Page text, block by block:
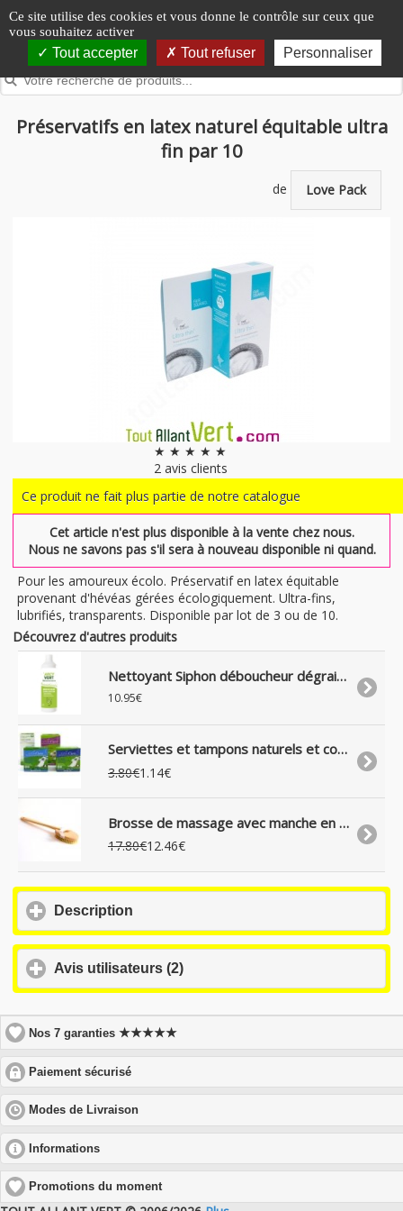
Panneau de gestion des cookies
Ce site utilise des cookies et vous donne le contrôle sur ceux que
vous souhaitez activer
Tout accepter Tout refuser Personnaliser
Préservatifs en latex naturel équitable ultra
fin par 10
de Love Pack
★ ★ ★ ★ ★
2avis clients
Ce produit ne fait plus partie de notre catalogue
Cet article n'est plus disponible à la vente chez nous.
Nous ne savons pas s'il sera à nouveau disponible ni quand.
Pour les amoureux écolo. Préservatif en latex équitable
provenant d'hévéas gérées écologiquement. Ultra-fins,
lubrifiés, transparents. Disponible par lot de 3 ou de 10.
Découvrez d'autres produits
Nettoyant Siphon déboucheur dégraisseur liquide naturel, 500 ml
10.95€
Serviettes et tampons naturels et coton biologique, SilverCare
3.80€1.14€
Brosse de massage avec manche en bois et soie naturelle, 43 cm
17.80€12.46€
Description
expand
Avis utilisateurs (2)
to
contents
Nos 7 garanties★★★★★
Paiement sécurisé
to
expand
Modes de Livraison
to
contents
Informations
to
expand
Promotions du moment